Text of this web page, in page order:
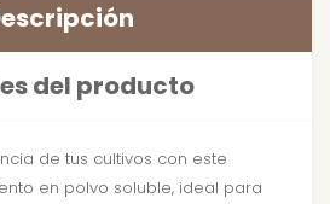
del producto
de tus cultivos con este
en polvo soluble, ideal para